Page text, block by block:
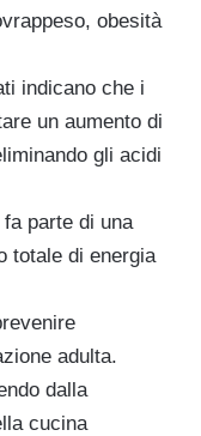
obesità
indicano che i
un aumento di
gli acidi
parte di una
totale di energia
adulta.
dalla
cucina